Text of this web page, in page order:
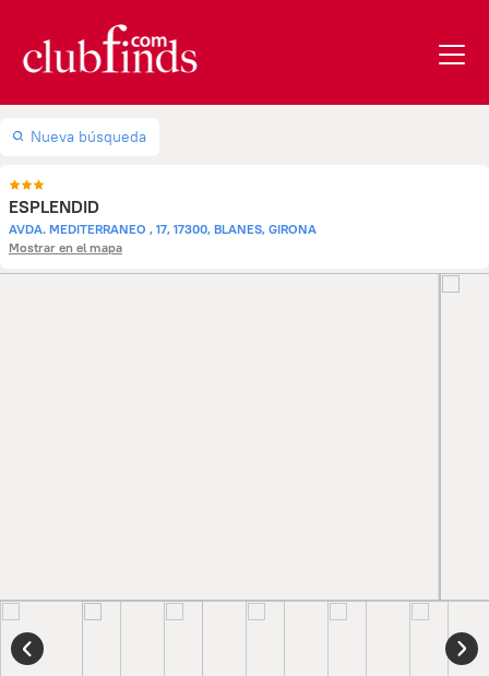
Nueva búsqueda
ESPLENDID
AVDA. MEDITERRANEO , 17, 17300, BLANES, GIRONA
Mostrar en el mapa